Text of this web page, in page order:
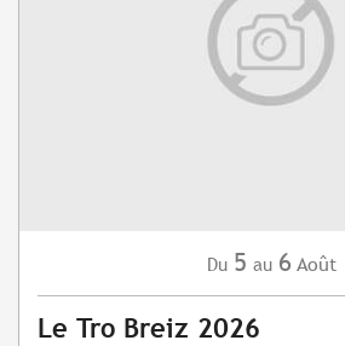
Du 5 au 6 Août
Le Tro Breiz 2026